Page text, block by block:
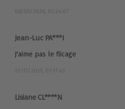
08/05/2026, 01:24:07
Jean-Luc PA***I
J'aime pas le flicage
22/11/2025, 07:17:43
Lisiane CL****N